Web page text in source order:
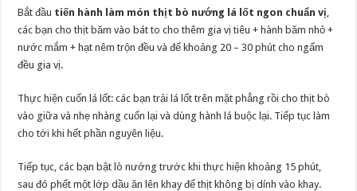
Bắt đầu tiến hành làm món thịt bò nướng lá lốt ngon chuẩn vị
các bạn cho thịt băm vào bát to cho thêm gia vị tiêu + hành băm nhỏ +
nước mắm + hạt nêm trộn đều và để khoảng 20 – 30 phút cho ngấm
đều gia vị.
Thực hiện cuốn lá lốt: các bạn trải lá lốt trên mặt phẳng rồi cho thịt bò
vào giữa và nhẹ nhàng cuốn lại và dùng hành lá buộc lại. Tiếp tục làm
cho tới khi hết phần nguyên liệu.
Tiếp tục, các bạn bật lò nướng trước khi thực hiện khoảng 15 phút,
sau đó phết một lớp dầu ăn lên khay để thịt không bị dính vào khay.